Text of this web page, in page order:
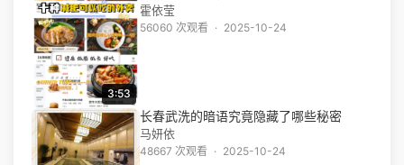
3:53
霍依莹
56060 次观看 · 2025-10-24
长春武洗的暗语究竟隐藏了哪些秘密
马妍依
48667 次观看 · 2025-10-24